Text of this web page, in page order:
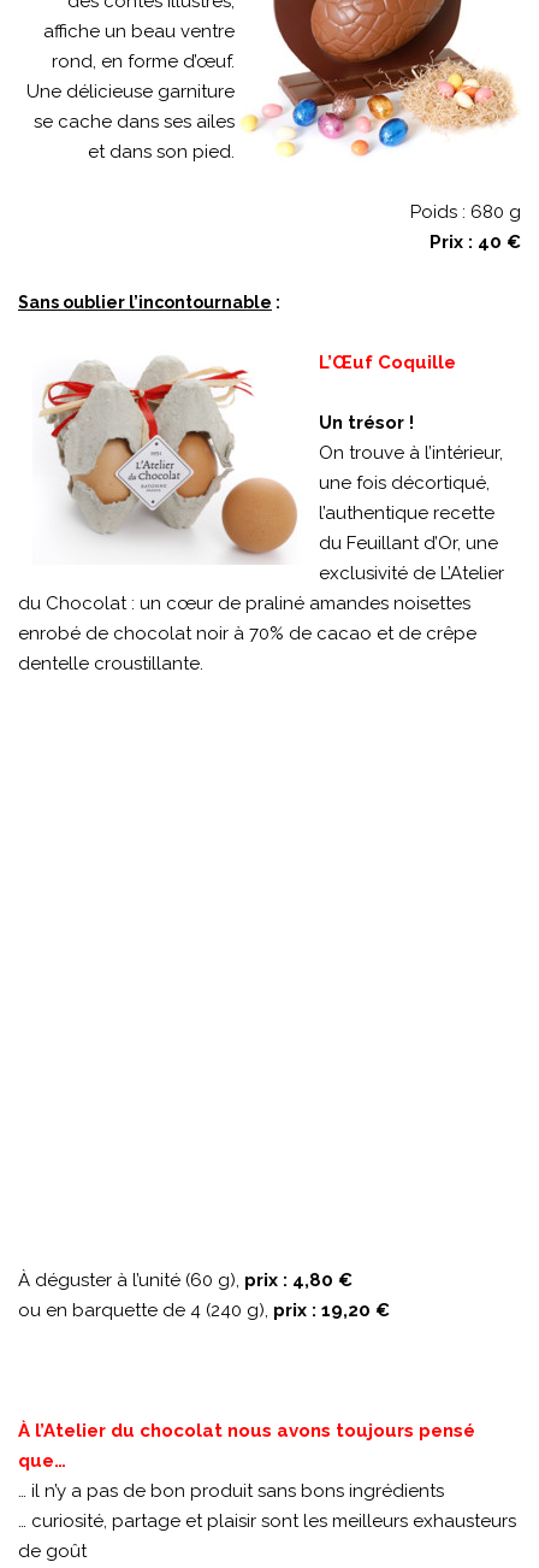
affiche un beau ventre
rond, en forme d’œuf.
Une délicieuse garniture
se cache dans ses ailes
et dans son pied.
Poids : 680 g
Prix : 40 €
Sans oublier l’incontournable :
L’Œuf Coquille
Un trésor !
On trouve à l’intérieur,
une fois décortiqué,
l’authentique recette
du Feuillant d’Or, une
exclusivité de L’Atelier
du Chocolat : un cœur de praliné amandes noisettes
enrobé de chocolat noir à 70% de cacao et de crêpe
dentelle croustillante.
À déguster à l’unité (60 g), prix : 4,80 €
ou en barquette de 4 (240 g), prix : 19,20 €
À l’Atelier du chocolat nous avons toujours pensé
que…
… il n’y a pas de bon produit sans bons ingrédients
… curiosité, partage et plaisir sont les meilleurs exhausteurs
de goût